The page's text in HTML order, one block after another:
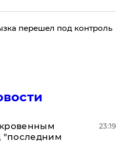
перешел под контроль
"последним
23:19